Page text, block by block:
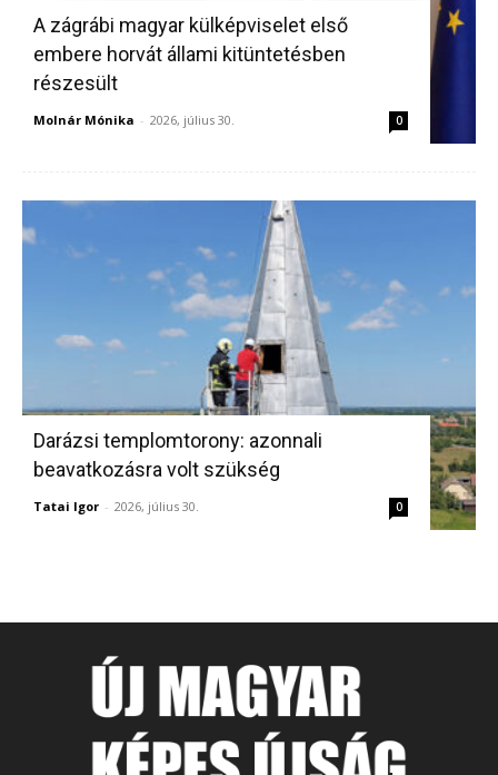
A zágrábi magyar külképviselet első
embere horvát állami kitüntetésben
részesült
Molnár Mónika - 2026, július 30. 0
Darázsi templomtorony: azonnali
beavatkozásra volt szükség
Tatai Igor - 2026, július 30. 0